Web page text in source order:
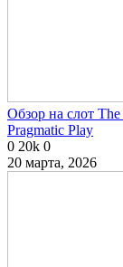
Обзор на слот
Pragmatic Play
0 20k 0
20 марта, 2026